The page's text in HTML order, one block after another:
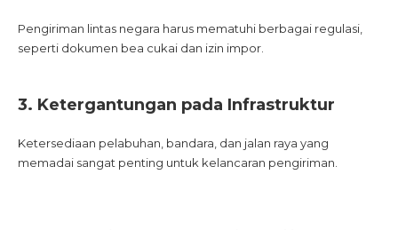
Pengiriman lintas negara harus mematuhi berbagai regulasi,
seperti dokumen bea cukai dan izin impor.
3. Ketergantungan pada Infrastruktur
Ketersediaan pelabuhan, bandara, dan jalan raya yang
memadai sangat penting untuk kelancaran pengiriman.